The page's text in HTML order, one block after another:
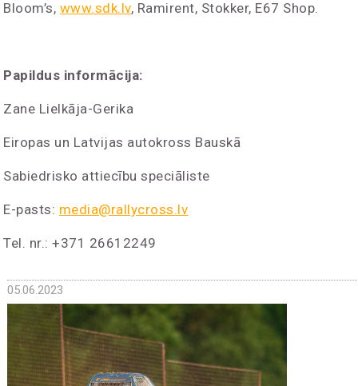
Bloom’s, www.sdk.lv, Ramirent, Stokker, E67 Shop.
Papildus informācija:
Zane Lielkāja-Gerika
Eiropas un Latvijas autokross Bauskā
Sabiedrisko attiecību speciāliste
E-pasts: media@rallycross.lv
Tel. nr.: +371 26612249
05.06.2023